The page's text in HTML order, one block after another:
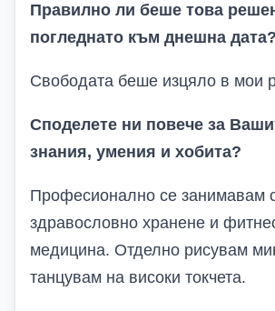
Правилно ли беше това
погледнато към днешна дата?
Свободата беше изцяло в мои
Споделете ни повече за
знания, умения и хобита?
Професионално се занимавам
здравословно хранене и
медицина. Отделно рисувам
танцувам на високи токчета.